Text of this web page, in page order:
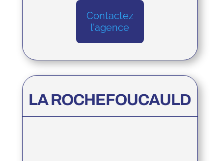
Contactez
l'agence
LA ROCHEFOUCAULD